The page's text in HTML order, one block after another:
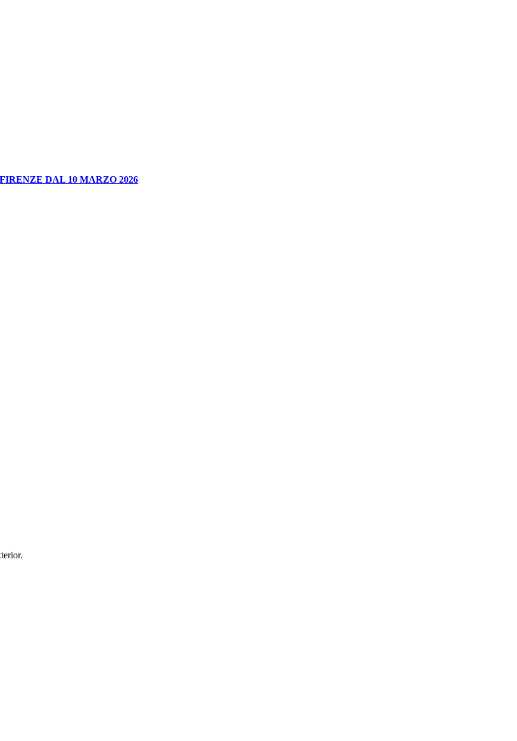
DAL 10 MARZO 2026